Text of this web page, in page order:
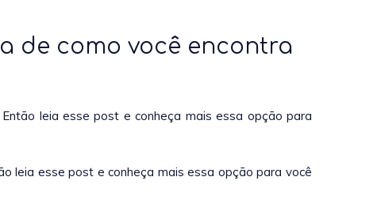
de como você encontra
leia esse post e conheça mais essa opção para
leia esse post e conheça mais essa opção para você